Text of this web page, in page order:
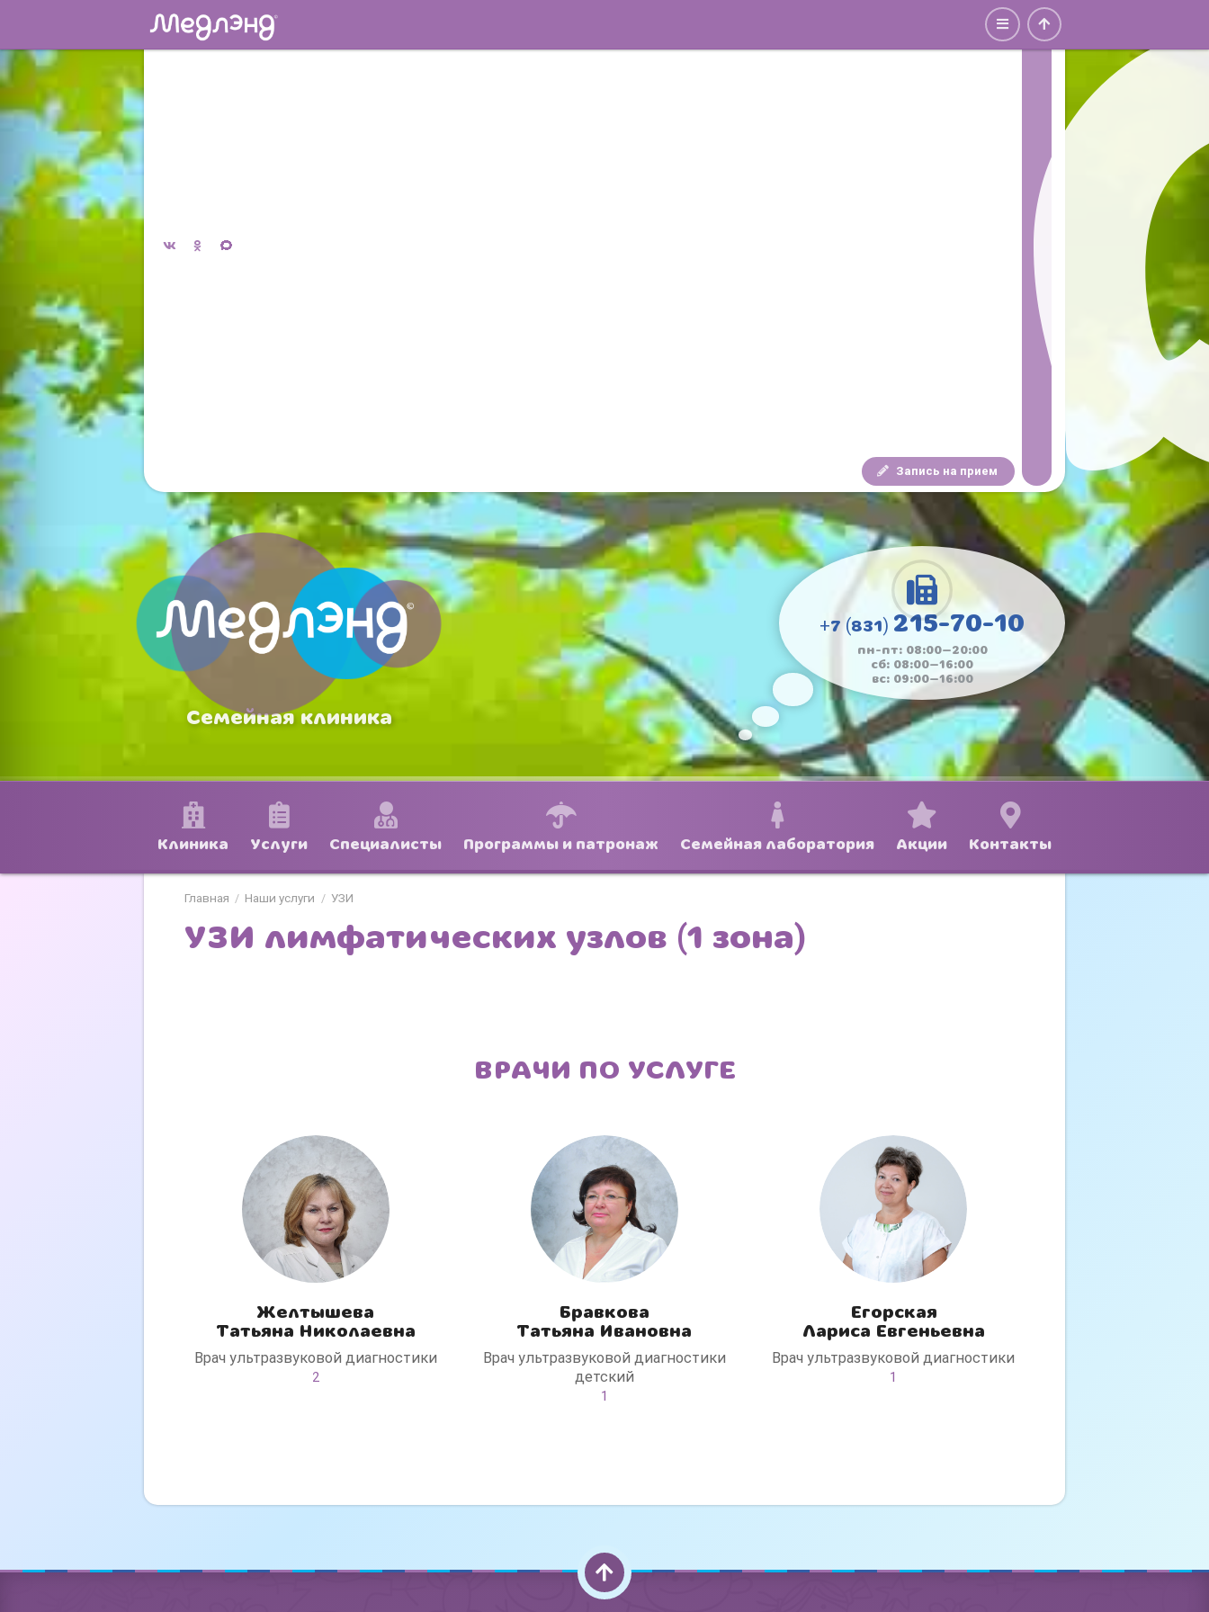
Запись на прием
Семейная клиника
+7 (831) 215-70-10
пн-пт: 08:00—20:00
сб: 08:00—16:00
вс: 09:00—16:00
Клиника Услуги Специалисты Программы и патронаж Семейная лаборатория Акции Контакты
Главная / Наши услуги / УЗИ
УЗИ лимфатических узлов (1 зона)
ВРАЧИ ПО УСЛУГЕ
Желтышева
Татьяна Николаевна
Врач ультразвуковой диагностики
2
Бравкова
Татьяна Ивановна
Врач ультразвуковой диагностики
детский
1
Егорская
Лариса Евгеньевна
Врач ультразвуковой диагностики
1
Боль и дискомфорт — не норма!
Консультация ортопеда +
тейпирование за 1 приём
травматолог Шехмаметьев Али Зарефуллович
✔️ Рекомендации по вашей ситуации
Подходит детям и взрослым, в том числе спортсменам и